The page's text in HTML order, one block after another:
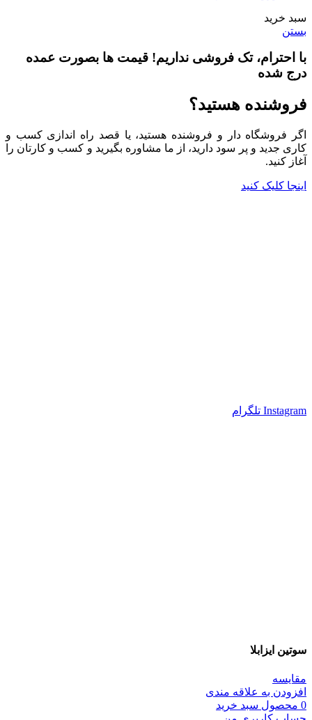
سبد خرید
بستن
با احترام، تک فروشی نداریم! قیمت ها بصورت عمده
درج شده
فروشنده هستید؟
اگر فروشگاه دار و فروشنده هستید، یا قصد راه اندازی کسب و
کاری جدید و پر سود دارید، از ما مشاوره بگیرید و کسب و کارتان را
آغاز کنید.
اینجا کلیک کنید
Instagram تلگرام
سوتین ایزابلا
مقایسه
افزودن به علاقه مندی
0 محصول سبد خرید